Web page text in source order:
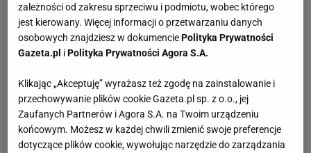
zależności od zakresu sprzeciwu i podmiotu, wobec którego
jest kierowany. Więcej informacji o przetwarzaniu danych
osobowych znajdziesz w dokumenciePolityka Prywatności
Gazeta.pl iPolityka Prywatności Agora S.A.
Klikając „Akceptuję” wyrażasz też zgodę na zainstalowanie i
przechowywanie plików cookie Gazeta.pl sp. z o.o., jej
Zaufanych Partnerów i Agora S.A. na Twoim urządzeniu
końcowym. Możesz w każdej chwili zmienić swoje preferencje
dotyczące plików cookie, wywołując narzędzie do zarządzania